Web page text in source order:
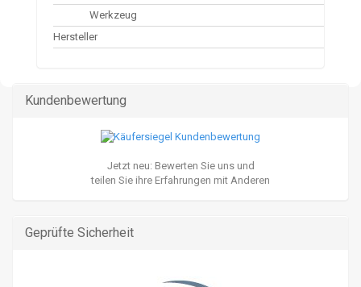
Werkzeug
Hersteller
Kundenbewertung
Jetzt neu: Bewerten Sie uns und
teilen Sie ihre Erfahrungen mit Anderen
Geprüfte Sicherheit